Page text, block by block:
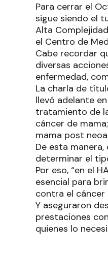
Para cerrar el
sigue siendo el
Alta
el Centro de
Cabe recordar
diversas
enfermedad,
La charla de
llevó adelante
tratamiento de
cáncer de
mama post
De esta
determinar el
Por eso, “en el
esencial para
contra el cáncer
Y aseguraron
prestaciones
quienes lo